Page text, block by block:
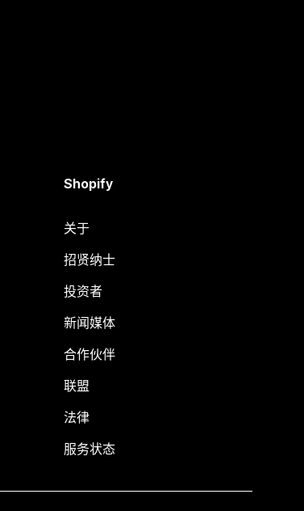
Shopify
关于
招贤纳士
投资者
新闻媒体
合作伙伴
联盟
法律
服务状态